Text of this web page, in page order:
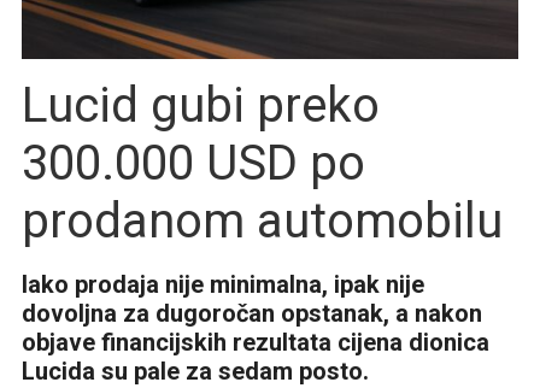
Lucid gubi preko
300.000 USD po
prodanom automobilu
Iako prodaja nije minimalna, ipak nije
dovoljna za dugoročan opstanak, a nakon
objave financijskih rezultata cijena dionica
Lucida su pale za sedam posto.